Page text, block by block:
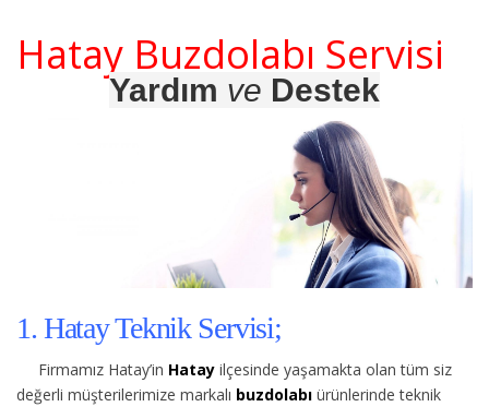
Hatay Buzdolabı Servisi
Yardım ve Destek
1. Hatay Teknik Servisi;
Firmamız Hatay’in Hatay ilçesinde yaşamakta olan tüm siz
değerli müşterilerimize markalı buzdolabı ürünlerinde teknik